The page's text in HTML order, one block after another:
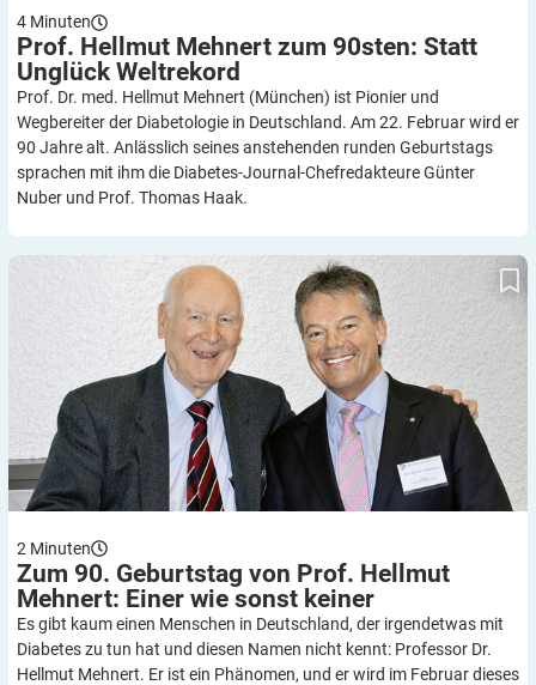
4 Minuten
Prof. Hellmut Mehnert zum 90sten: Statt
UnglückWeltrekord
Prof. Dr. med. Hellmut Mehnert (München) ist Pionier und
Wegbereiter der Diabetologie in Deutschland. Am 22. Februar wird er
90 Jahre alt. Anlässlich seines anstehenden runden Geburtstags
sprachen mit ihm die Diabetes-Journal-Chefredakteure Günter
Nuber und Prof. Thomas Haak.
Zum 90. Geburtstag von Prof. Hellmut Mehnert: Einer wie sonst
2 Minuten
Zum 90. Geburtstag von Prof. Hellmut
Mehnert: Einer wie sonst keiner
Es gibt kaum einen Menschen in Deutschland, der irgendetwas mit
Diabetes zu tun hat und diesen Namen nicht kennt: Professor Dr.
Hellmut Mehnert. Er ist ein Phänomen, und er wird im Februar dieses